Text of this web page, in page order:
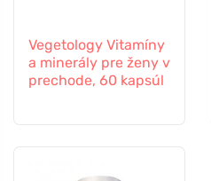
Vegetology Vitamíny
a minerály pre ženy v
prechode, 60 kapsúl